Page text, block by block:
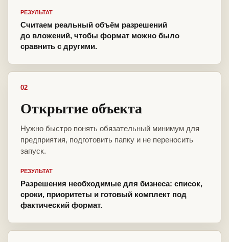
РЕЗУЛЬТАТ
Считаем реальный объём разрешений
до вложений, чтобы формат можно было
сравнить с другими.
02
Открытие объекта
Нужно быстро понять обязательный минимум для
предприятия, подготовить папку и не переносить
запуск.
РЕЗУЛЬТАТ
Разрешения необходимые для бизнеса: список,
сроки, приоритеты и готовый комплект под
фактический формат.